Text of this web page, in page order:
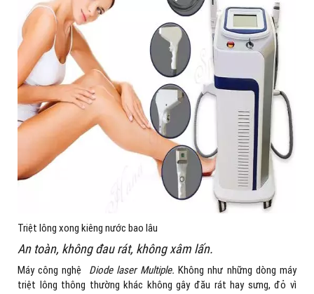
Triệt lông xong kiêng nước bao lâu
An toàn, không đau rát, không xâm lấn.
Máy công nghệ Diode laser Multiple.Không như những dòng máy
triệt lông thông thường khác không gây đău rát hay sưng, đỏ vì